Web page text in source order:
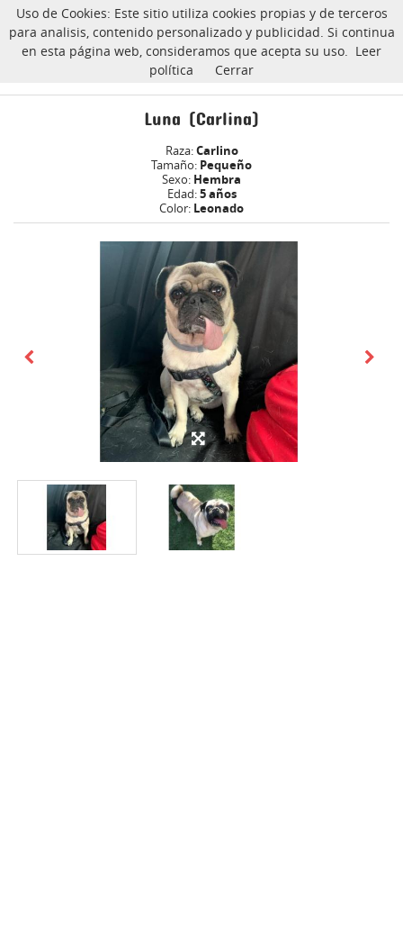
CarlinoSOS
Luna (Carlina) carlino Adoptado
Luna (Carlina)
Raza:Carlino
Tamaño: Pequeño
Sexo: Hembra
Edad:5 años
Color: Leonado
Uso de Cookies: Este sitio utiliza cookies propias y de terceros
para analisis, contenido personalizado y publicidad. Si continua
en esta página web, consideramos que acepta su uso. Leer
política
Cerrar